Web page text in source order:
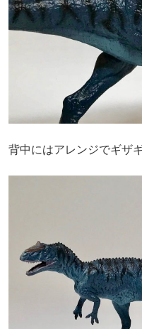
背中にはアレンジでギザ